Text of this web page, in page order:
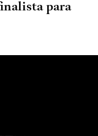
para